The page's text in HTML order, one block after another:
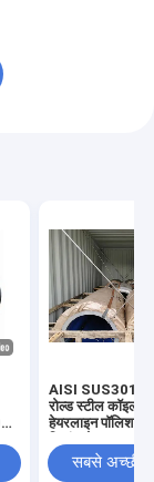
AISI SUS301
रोल्ड स्टील कॉइल
हेयरलाइन पॉलिश
सबसे अच्छी